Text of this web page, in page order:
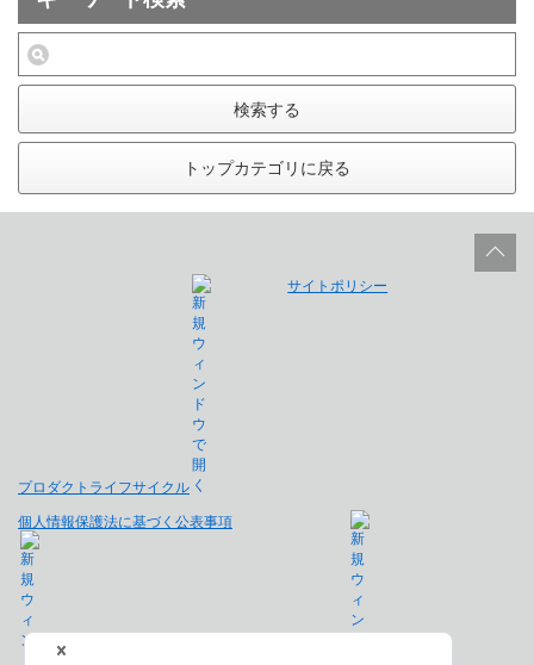
検索する
トップカテゴリに戻る
プロダクトライフサイクル
サイトポリシー
個人情報保護法に基づく公表事項